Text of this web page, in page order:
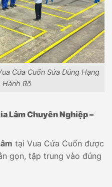
Cửa Cuốn Sửa Đúng Hạng
Hành Rõ
Lâm Chuyên Nghiệp –
tại Vua Cửa Cuốn được
gọn, tập trung vào đúng